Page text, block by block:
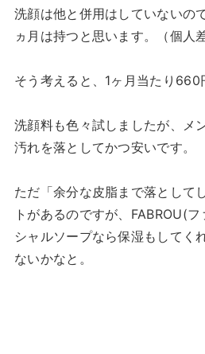
洗顔は他と併用はしていないの
ヵ月は持つと思います。（個人
そう考えると、1ヶ月当たり660
洗顔料も色々試しましたが、メ
汚れを落としてかつ安いです。
ただ「余分な皮脂まで落として
トがあるのですが、FABROU(
シャルソープなら保湿もしてく
ないかなと。